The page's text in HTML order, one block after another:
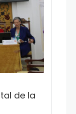
de la